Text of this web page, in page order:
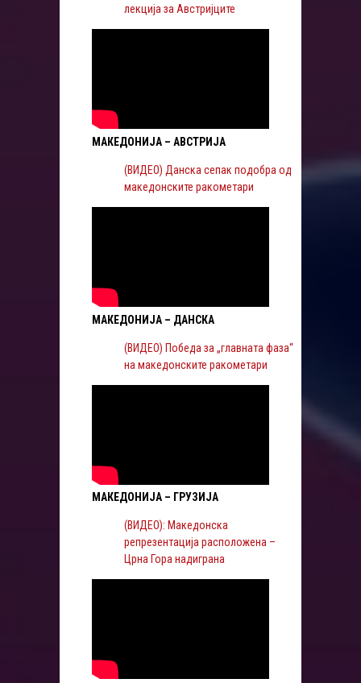
лекција за Австријците
МАКЕДОНИЈА – АВСТРИЈА
(ВИДЕО) Данска сепак подобра од
македонските ракометари
МАКЕДОНИЈА – ДАНСКА
(ВИДЕО) Победа за „главната фаза“
на македонските ракометари
МАКЕДОНИЈА – ГРУЗИЈА
(ВИДЕО): Македонска
репрезентација расположена –
Црна Гора надиграна